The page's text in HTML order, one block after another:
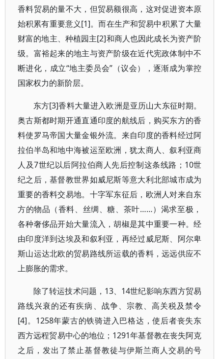
香料贸易的量不大，但贸易额很高，这对促进资本原
始积累有重要意义[1]。而在生产和贸易中积累了大量
财富的地主、种植园主[2]和商人也因此成长为资产阶
级。富裕起来的地主与资产阶级在近代宪政体制中不
断进化，成立“地主委员会”（议会），逐渐成为掌控
国家权力的新阶层。
东方[3]香料大量进入欧洲是亚历山大东征时期。
奥古斯都时期开通直通印度的航线后，购买东方的香
料使罗马帝国大量金银外流。来自印度的香料经过阿
拉伯半岛和地中海被运至欧洲，犹太商人、叙利亚商
人及7世纪以后阿拉伯商人先后控制这条线路；10世
纪之后，基督教世界如威尼斯等意大利北部城市成为
重要的香料交易地。十字军东征后，欧洲人对来自东
方的物品（香料、丝绸、糖、茶叶……）渴求至极，
各种奢侈品开始大量流入，胡椒是其中重要一种。经
由印度洋到达埃及和叙利亚，再经过威尼斯、阿尔卑
斯山运达北欧的贸易路线所运载的香料，远远供应不
上膨胀的需求。
除了转运技术问题，13、14世纪影响东西方贸易
路线兴衰的还有疾病、战争、宗教、高关税及禁令
[4]。1258年蒙古的铁骑进入巴格达，使后者丧失东
西方远程贸易中心的地位；1291年基督教在丧失阿克
之后，发出了禁止基督教徒与伊斯兰商人交易的号